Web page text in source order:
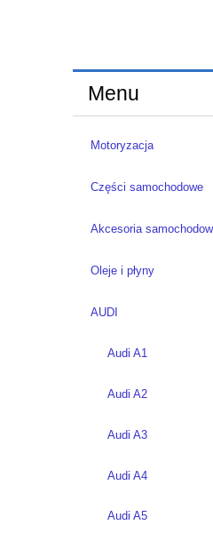
Menu
Motoryzacja
Części samochodowe
Akcesoria
Oleje i płyny
AUDI
Audi A1
Audi A2
Audi A3
Audi A4
Audi A5